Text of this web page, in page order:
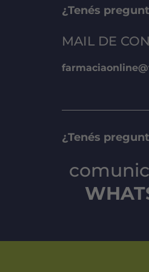
¿Tenés
MAIL DE
¿Tenés